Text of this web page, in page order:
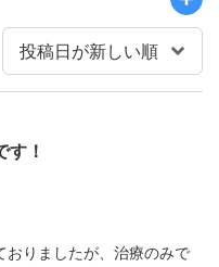
す！
おりましたが、治療のみで